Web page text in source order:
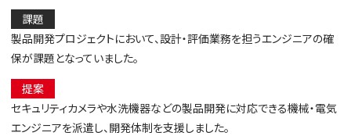
課題
製品開発プロジェクトにおいて、設計・評価業務を担うエンジニアの確
保が課題となっていました。
提案
セキュリティカメラや水洗機器などの製品開発に対応できる機械・電気
エンジニアを派遣し、開発体制を支援しました。